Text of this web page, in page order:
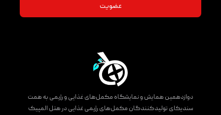
عضویت
دوازدهمین همایش و نمایشگاه مکمل‌های غذایی و رژیمی به همت
سندیکای تولیدکنندگان مکمل‌های رژیمی غذایی در هتل المپیک